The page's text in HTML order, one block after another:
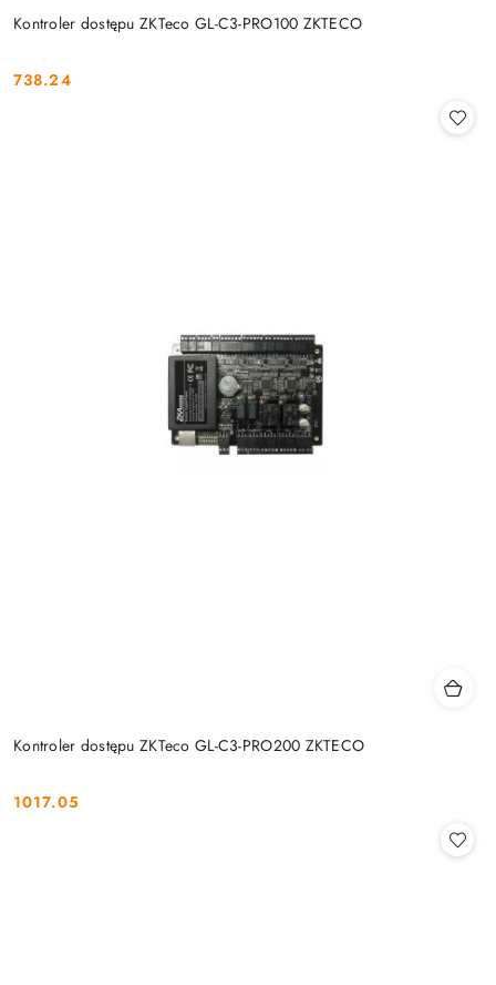
Kontroler dostępu ZKTeco GL-C3-PRO100 ZKTECO
Cena:
738.24
Kontroler dostępu ZKTeco GL-C3-PRO200 ZKTECO
Cena:
1017.05